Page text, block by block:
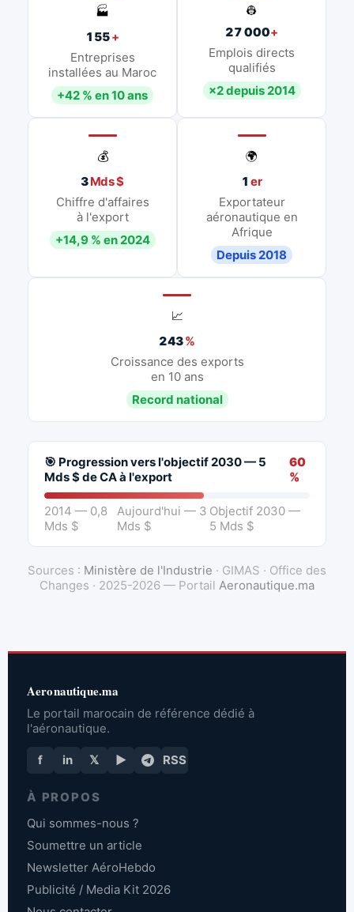
🏭
155+
Entreprises
installées au Maroc
+42 % en 10 ans
👷
27 000+
Emplois directs
qualifiés
×2 depuis 2014
💰
3Mds $
Chiffre d'affaires
à l'export
+14,9 % en 2024
🌍
1 er
Exportateur
aéronautique en
Afrique
Depuis 2018
📈
243%
Croissance des exports
en 10 ans
Record national
🎯 Progression vers l'objectif 2030 — 5
Mds $ de CA à l'export
60
%
2014 — 0,8
Mds $
Aujourd'hui — 3
Mds $
Objectif 2030 —
5 Mds $
Sources : Ministère de l'Industrie · GIMAS · Office des
Changes · 2025-2026 — Portail Aeronautique.ma
Aeronautique.ma
Le portail marocain de référence dédié à
l'aéronautique.
f in 𝕏 ▶ RSS
À PROPOS
Qui sommes-nous ?
Soumettre un article
Newsletter AéroHebdo
Publicité / Media Kit 2026